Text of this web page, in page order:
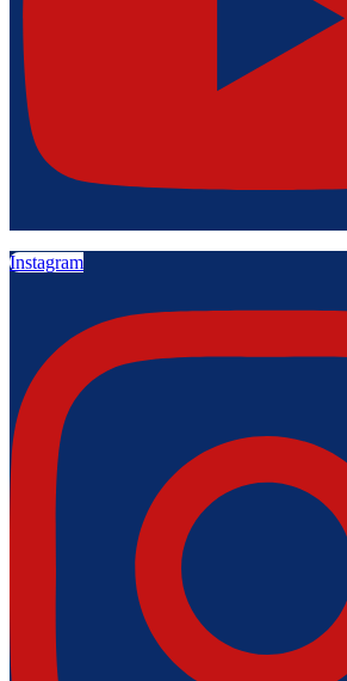
Instagram